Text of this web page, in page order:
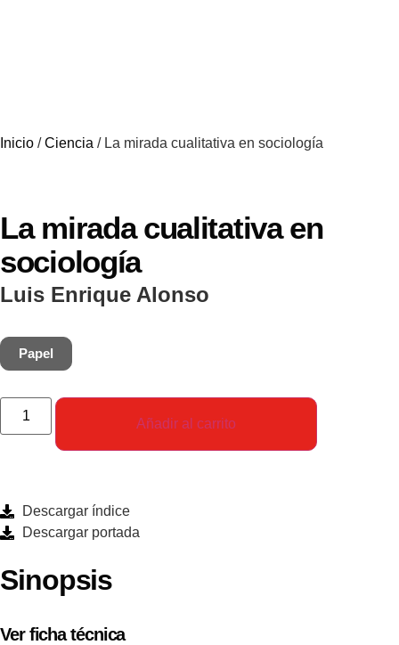
Inicio /Ciencia / La mirada cualitativa en sociología
La mirada cualitativa en
sociología
Luis Enrique Alonso
Papel
Añadir al carrito
Descargar índice
Descargar portada
Sinopsis
Ver ficha técnica